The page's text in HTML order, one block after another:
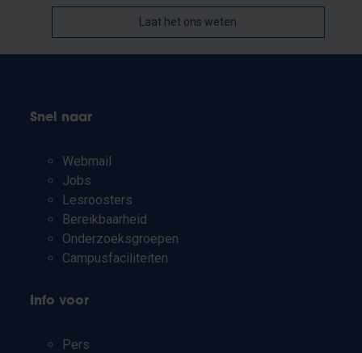
Laat het ons weten
Snel naar
Webmail
Jobs
Lesroosters
Bereikbaarheid
Onderzoeksgroepen
Campusfaciliteiten
Info voor
Pers